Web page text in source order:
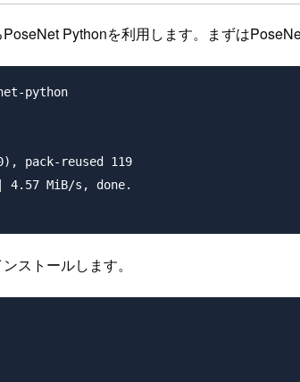
Pythonを利用します。まずは
python
pack-reused 119
4.57 MiB/s, done.
ストールします。